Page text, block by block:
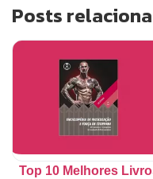
Posts
Top 10 Melhores